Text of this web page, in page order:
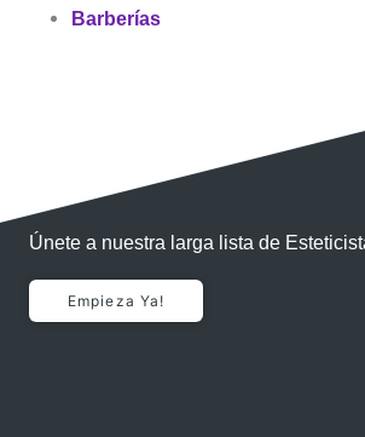
Barberías
Únete a nuestra larga lista de
Empieza Ya!